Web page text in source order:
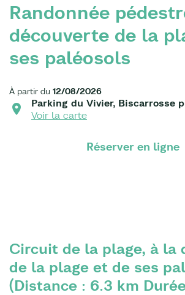
Randonnée
découverte de la
ses paléosols
À partir du 12/08/2026
Parking du Vivier, Biscarrosse
Voir la carte
Réserver en ligne
Circuit de la plage, à la
de la plage et de ses
(Distance : 6.3 km